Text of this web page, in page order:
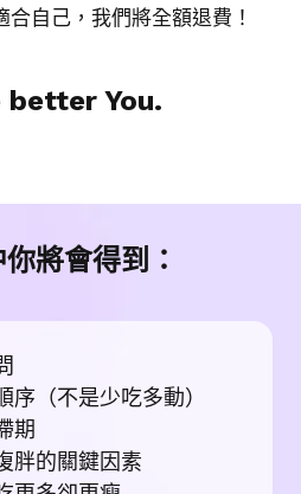
自己，我們將全額退費！
better You.
將會得到：
（不是少吃多動）
期
胖的關鍵因素